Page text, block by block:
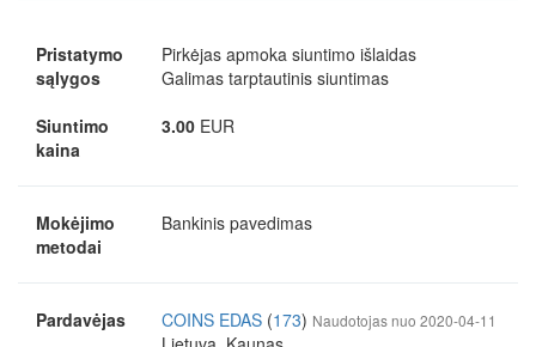
Pristatymo
sąlygos
Pirkėjas apmoka siuntimo išlaidas
Galimas tarptautinis siuntimas
Siuntimo
kaina
3.00EUR
Mokėjimo
metodai
Bankinis pavedimas
Pardavėjas COINS EDAS(173) Naudotojas nuo 2020-04-11